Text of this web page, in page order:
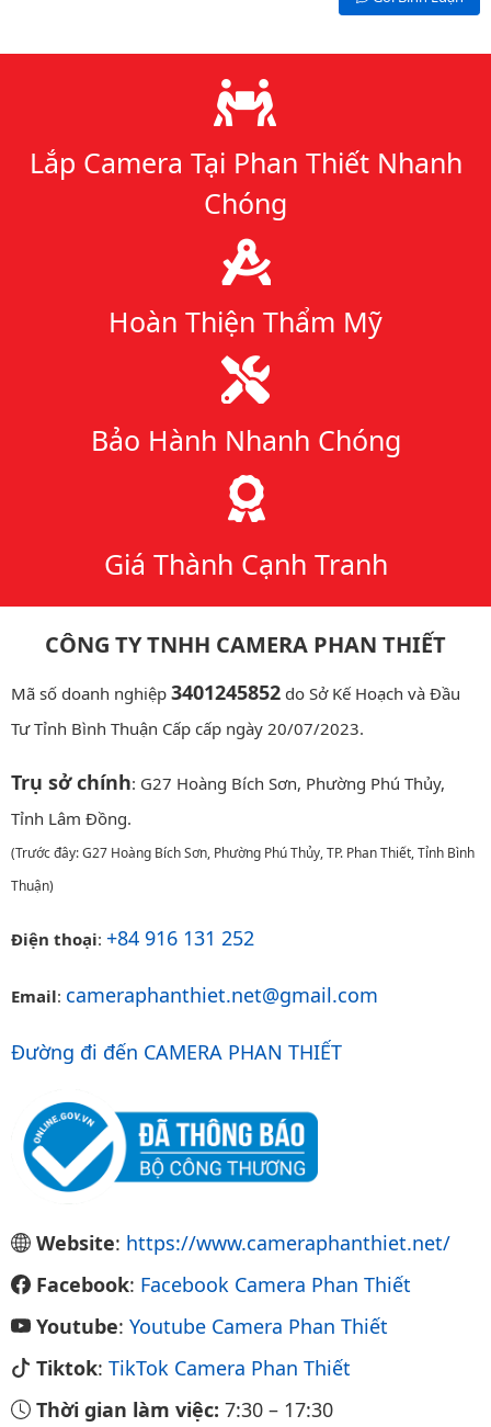
Lý do chọn chúng tôi
Lắp Camera Tại Phan Thiết Nhanh
Chóng
Hoàn Thiện Thẩm Mỹ
Bảo Hành Nhanh Chóng
Giá Thành Cạnh Tranh
CÔNG TY TNHH CAMERA PHAN THIẾT
Mã số doanh nghiệp 3401245852 do Sở Kế Hoạch và Đầu
Tư Tỉnh Bình Thuận Cấp cấp ngày 20/07/2023.
Trụ sở chính: G27 Hoàng Bích Sơn, Phường Phú Thủy,
Tỉnh Lâm Đồng.
(Trước đây: G27 Hoàng Bích Sơn, Phường Phú Thủy, TP. Phan Thiết, Tỉnh Bình
Thuận)
Điện thoại: +84 916 131 252
Email: cameraphanthiet.net@gmail.com
Đường đi đến CAMERA PHAN THIẾT
Website: https://www.cameraphanthiet.net/
Facebook: Facebook Camera Phan Thiết
Youtube: Youtube Camera Phan Thiết
Tiktok: TikTok Camera Phan Thiết
Thời gian làm việc: 7:30 – 17:30